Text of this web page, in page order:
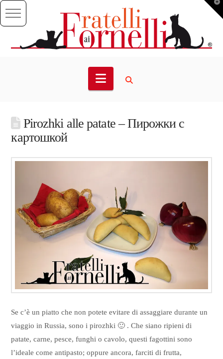
Navigation
Pirozhki alle patate – Пирожки с
картошкой
Se c’è un piatto che non potete evitare di assaggiare durante un
viaggio in Russia, sono i pirozhki 🙂 . Che siano ripieni di
patate, carne, pesce, funghi o cavolo, questi fagottini sono
l’ideale come antipasto; oppure ancora, farciti di frutta,